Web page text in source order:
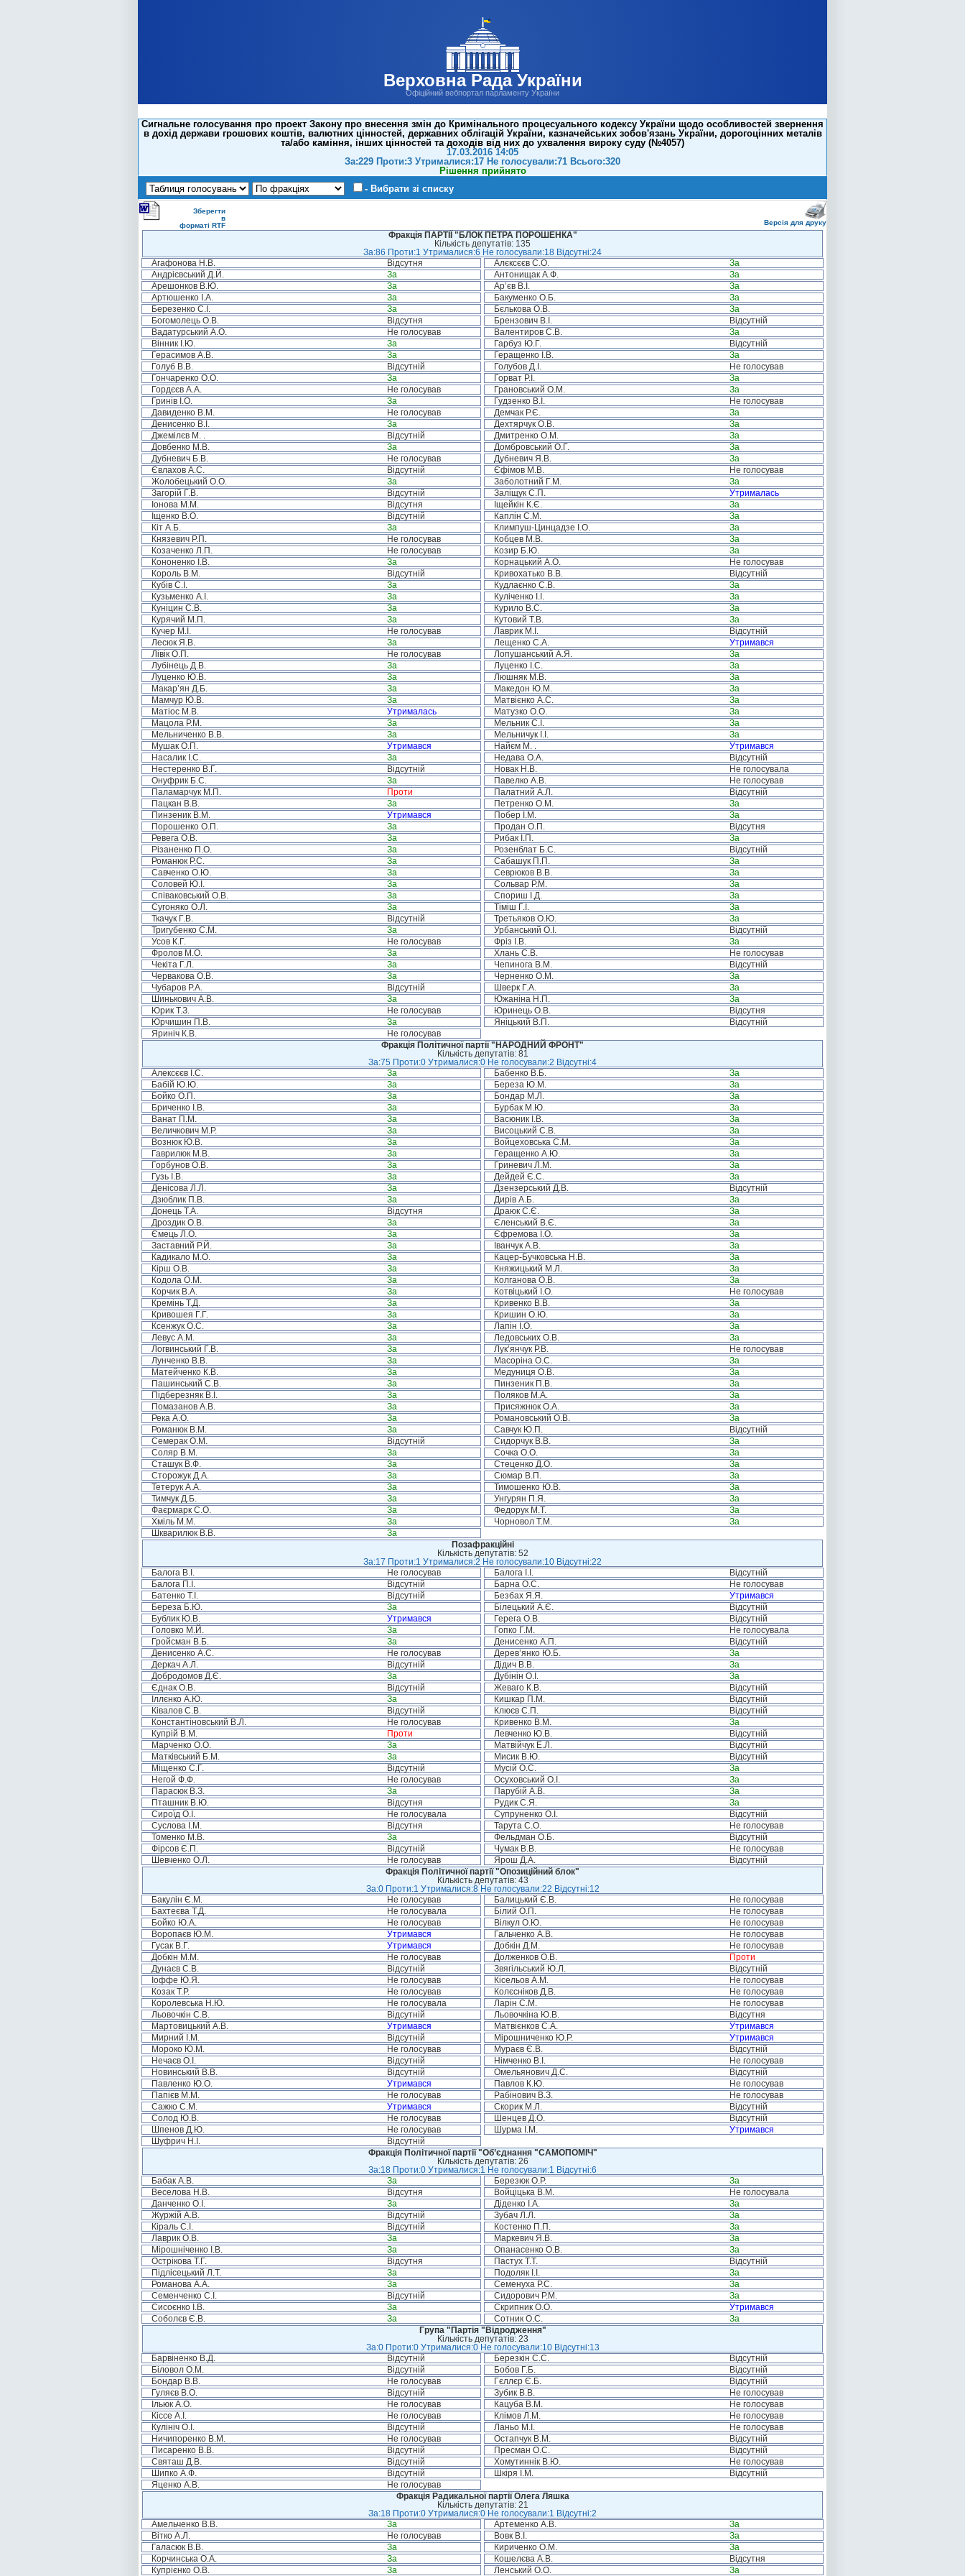
Верховна Рада України
Офіційний вебпортал парламенту України
Сигнальне голосування про проект Закону про внесення змін до Кримінального процесуального кодексу України щодо особливостей звернення
в дохід держави грошових коштів, валютних цінностей, державних облігацій України, казначейських зобов'язань України, дорогоцінних металів
та/або каміння, інших цінностей та доходів від них до ухвалення вироку суду (№4057)
17.03.2016 14:05
За:229 Проти:3 Утрималися:17 Не голосували:71 Всього:320
Рішення прийнято
- Вибрати зі списку
Зберегти
в
форматі RTF
Версія для друку
Фракція ПАРТІЇ "БЛОК ПЕТРА ПОРОШЕНКА"
Кількість депутатів: 135
За:86 Проти:1 Утрималися:6 Не голосували:18 Відсутні:24
Агафонова Н.В.
Відсутня Алєксєєв С.О.
За
Андрієвський Д.Й.
За Антонищак А.Ф.
За
Арешонков В.Ю.
За Ар’єв В.І.
За
Артюшенко І.А.
За Бакуменко О.Б.
За
Березенко С.І.
За Бєлькова О.В.
За
Богомолець О.В.
Відсутня Брензович В.І.
Відсутній
Вадатурський А.О.
Не голосував Валентиров С.В.
За
Вінник І.Ю.
За Гарбуз Ю.Г.
Відсутній
Герасимов А.В.
За Геращенко І.В.
За
Голуб В.В.
Відсутній Голубов Д.І.
Не голосував
Гончаренко О.О.
За Горват Р.І.
За
Гордєєв А.А.
Не голосував Грановський О.М.
За
Гринів І.О.
За Гудзенко В.І.
Не голосував
Давиденко В.М.
Не голосував Демчак Р.Є.
За
Денисенко В.І.
За Дехтярчук О.В.
За
Джемілєв М. .
Відсутній Дмитренко О.М.
За
Довбенко М.В.
За Домбровський О.Г.
За
Дубневич Б.В.
Не голосував Дубневич Я.В.
За
Євлахов А.С.
Відсутній Єфімов М.В.
Не голосував
Жолобецький О.О.
За Заболотний Г.М.
За
Загорій Г.В.
Відсутній Заліщук С.П.
Утрималась
Іонова М.М.
Відсутня Іщейкін К.Є.
За
Іщенко В.О.
Відсутній Каплін С.М.
За
Кіт А.Б.
За Климпуш-Цинцадзе І.О.
За
Князевич Р.П.
Не голосував Кобцев М.В.
За
Козаченко Л.П.
Не голосував Козир Б.Ю.
За
Кононенко І.В.
За Корнацький А.О.
Не голосував
Король В.М.
Відсутній Кривохатько В.В.
Відсутній
Кубів С.І.
За Кудлаєнко С.В.
За
Кузьменко А.І.
За Куліченко І.І.
За
Куніцин С.В.
За Курило В.С.
За
Курячий М.П.
За Кутовий Т.В.
За
Кучер М.І.
Не голосував Лаврик М.І.
Відсутній
Лесюк Я.В.
За Лещенко С.А.
Утримався
Лівік О.П.
Не голосував Лопушанський А.Я.
За
Лубінець Д.В.
За Луценко І.С.
За
Луценко Ю.В.
За Люшняк М.В.
За
Макар’ян Д.Б.
За Македон Ю.М.
За
Мамчур Ю.В.
За Матвієнко А.С.
За
Матіос М.В.
Утрималась Матузко О.О.
За
Мацола Р.М.
За Мельник С.І.
За
Мельниченко В.В.
За Мельничук І.І.
За
Мушак О.П.
Утримався Найєм М. .
Утримався
Насалик І.С.
За Недава О.А.
Відсутній
Нестеренко В.Г.
Відсутній Новак Н.В.
Не голосувала
Онуфрик Б.С.
За Павелко А.В.
Не голосував
Паламарчук М.П.
Проти Палатний А.Л.
Відсутній
Пацкан В.В.
За Петренко О.М.
За
Пинзеник В.М.
Утримався Побер І.М.
За
Порошенко О.П.
За Продан О.П.
Відсутня
Ревега О.В.
За Рибак І.П.
За
Різаненко П.О.
За Розенблат Б.С.
Відсутній
Романюк Р.С.
За Сабашук П.П.
За
Савченко О.Ю.
За Севрюков В.В.
За
Соловей Ю.І.
За Сольвар Р.М.
За
Співаковський О.В.
За Спориш І.Д.
За
Сугоняко О.Л.
За Тіміш Г.І.
За
Ткачук Г.В.
Відсутній Третьяков О.Ю.
За
Тригубенко С.М.
За Урбанський О.І.
Відсутній
Усов К.Г.
Не голосував Фріз І.В.
За
Фролов М.О.
За Хлань С.В.
Не голосував
Чекіта Г.Л.
За Чепинога В.М.
Відсутній
Червакова О.В.
За Черненко О.М.
За
Чубаров Р.А.
Відсутній Шверк Г.А.
За
Шинькович А.В.
За Южаніна Н.П.
За
Юрик Т.З.
Не голосував Юринець О.В.
Відсутня
Юрчишин П.В.
За Яніцький В.П.
Відсутній
Яриніч К.В.
Не голосував
Фракція Політичної партії "НАРОДНИЙ ФРОНТ"
Кількість депутатів: 81
За:75 Проти:0 Утрималися:0 Не голосували:2 Відсутні:4
Алексєєв І.С.
За Бабенко В.Б.
За
Бабій Ю.Ю.
За Береза Ю.М.
За
Бойко О.П.
За Бондар М.Л.
За
Бриченко І.В.
За Бурбак М.Ю.
За
Ванат П.М.
За Васюник І.В.
За
Величкович М.Р.
За Висоцький С.В.
За
Вознюк Ю.В.
За Войцеховська С.М.
За
Гаврилюк М.В.
За Геращенко А.Ю.
За
Горбунов О.В.
За Гриневич Л.М.
За
Гузь І.В.
За Дейдей Є.С.
За
Денісова Л.Л.
За Дзензерський Д.В.
Відсутній
Дзюблик П.В.
За Дирів А.Б.
За
Донець Т.А.
Відсутня Драюк С.Є.
За
Дроздик О.В.
За Єленський В.Є.
За
Ємець Л.О.
За Єфремова І.О.
За
Заставний Р.Й.
За Іванчук А.В.
За
Кадикало М.О.
За Кацер-Бучковська Н.В.
За
Кірш О.В.
За Княжицький М.Л.
За
Кодола О.М.
За Колганова О.В.
За
Корчик В.А.
За Котвіцький І.О.
Не голосував
Кремінь Т.Д.
За Кривенко В.В.
За
Кривошея Г.Г.
За Кришин О.Ю.
За
Ксенжук О.С.
За Лапін І.О.
За
Левус А.М.
За Ледовських О.В.
За
Логвинський Г.В.
За Лук’янчук Р.В.
Не голосував
Лунченко В.В.
За Масоріна О.С.
За
Матейченко К.В.
За Медуниця О.В.
За
Пашинський С.В.
За Пинзеник П.В.
За
Підберезняк В.І.
За Поляков М.А.
За
Помазанов А.В.
За Присяжнюк О.А.
За
Река А.О.
За Романовський О.В.
За
Романюк В.М.
За Савчук Ю.П.
Відсутній
Семерак О.М.
Відсутній Сидорчук В.В.
За
Соляр В.М.
За Сочка О.О.
За
Сташук В.Ф.
За Стеценко Д.О.
За
Сторожук Д.А.
За Сюмар В.П.
За
Тетерук А.А.
За Тимошенко Ю.В.
За
Тимчук Д.Б.
За Унгурян П.Я.
За
Фаєрмарк С.О.
За Федорук М.Т.
За
Хміль М.М.
За Чорновол Т.М.
За
Шкварилюк В.В.
За
Позафракційні
Кількість депутатів: 52
За:17 Проти:1 Утрималися:2 Не голосували:10 Відсутні:22
Балога В.І.
Не голосував Балога І.І.
Відсутній
Балога П.І.
Відсутній Барна О.С.
Не голосував
Батенко Т.І.
Відсутній Безбах Я.Я.
Утримався
Береза Б.Ю.
За Білецький А.Є.
Відсутній
Бублик Ю.В.
Утримався Герега О.В.
Відсутній
Головко М.Й.
За Гопко Г.М.
Не голосувала
Гройсман В.Б.
За Денисенко А.П.
Відсутній
Денисенко А.С.
Не голосував Дерев’янко Ю.Б.
За
Деркач А.Л.
Відсутній Дідич В.В.
За
Добродомов Д.Є.
За Дубінін О.І.
За
Єднак О.В.
Відсутній Жеваго К.В.
Відсутній
Іллєнко А.Ю.
За Кишкар П.М.
Відсутній
Ківалов С.В.
Відсутній Клюєв С.П.
Відсутній
Константіновський В.Л.
Не голосував Кривенко В.М.
За
Купрій В.М.
Проти Левченко Ю.В.
Відсутній
Марченко О.О.
За Матвійчук Е.Л.
Відсутній
Матківський Б.М.
За Мисик В.Ю.
Відсутній
Міщенко С.Г.
Відсутній Мусій О.С.
За
Негой Ф.Ф.
Не голосував Осуховський О.І.
За
Парасюк В.З.
За Парубій А.В.
За
Пташник В.Ю.
Відсутня Рудик С.Я.
За
Сироїд О.І.
Не голосувала Супруненко О.І.
Відсутній
Суслова І.М.
Відсутня Тарута С.О.
Не голосував
Томенко М.В.
За Фельдман О.Б.
Відсутній
Фірсов Є.П.
Відсутній Чумак В.В.
Не голосував
Шевченко О.Л.
Не голосував Ярош Д.А.
Відсутній
Фракція Політичної партії "Опозиційний блок"
Кількість депутатів: 43
За:0 Проти:1 Утрималися:8 Не голосували:22 Відсутні:12
Бакулін Є.М.
Не голосував Балицький Є.В.
Не голосував
Бахтеєва Т.Д.
Не голосувала Білий О.П.
Не голосував
Бойко Ю.А.
Не голосував Вілкул О.Ю.
Не голосував
Воропаєв Ю.М.
Утримався Гальченко А.В.
Не голосував
Гусак В.Г.
Утримався Добкін Д.М.
Не голосував
Добкін М.М.
Не голосував Долженков О.В.
Проти
Дунаєв С.В.
Відсутній Звягільський Ю.Л.
Відсутній
Іоффе Ю.Я.
Не голосував Кісельов А.М.
Не голосував
Козак Т.Р.
Не голосував Колєсніков Д.В.
Не голосував
Королевська Н.Ю.
Не голосувала Ларін С.М.
Не голосував
Льовочкін С.В.
Відсутній Льовочкіна Ю.В.
Відсутня
Мартовицький А.В.
Утримався Матвієнков С.А.
Утримався
Мирний І.М.
Відсутній Мірошниченко Ю.Р.
Утримався
Мороко Ю.М.
Не голосував Мураєв Є.В.
Відсутній
Нечаєв О.І.
Відсутній Німченко В.І.
Не голосував
Новинський В.В.
Відсутній Омельянович Д.С.
Відсутній
Павленко Ю.О.
Утримався Павлов К.Ю.
Не голосував
Папієв М.М.
Не голосував Рабінович В.З.
Не голосував
Сажко С.М.
Утримався Скорик М.Л.
Відсутній
Солод Ю.В.
Не голосував Шенцев Д.О.
Відсутній
Шпенов Д.Ю.
Не голосував Шурма І.М.
Утримався
Шуфрич Н.І.
Відсутній
Фракція Політичної партії "Об’єднання "САМОПОМІЧ"
Кількість депутатів: 26
За:18 Проти:0 Утрималися:1 Не голосували:1 Відсутні:6
Бабак А.В.
За Березюк О.Р.
За
Веселова Н.В.
Відсутня Войціцька В.М.
Не голосувала
Данченко О.І.
За Діденко І.А.
За
Журжій А.В.
Відсутній Зубач Л.Л.
За
Кіраль С.І.
Відсутній Костенко П.П.
За
Лаврик О.В.
За Маркевич Я.В.
За
Мірошніченко І.В.
За Опанасенко О.В.
За
Острікова Т.Г.
Відсутня Пастух Т.Т.
Відсутній
Підлісецький Л.Т.
За Подоляк І.І.
За
Романова А.А.
За Семенуха Р.С.
За
Семенченко С.І.
Відсутній Сидорович Р.М.
За
Сисоєнко І.В.
За Скрипник О.О.
Утримався
Соболєв Є.В.
За Сотник О.С.
За
Група "Партія "Відродження"
Кількість депутатів: 23
За:0 Проти:0 Утрималися:0 Не голосували:10 Відсутні:13
Барвіненко В.Д.
Відсутній Березкін С.С.
Відсутній
Біловол О.М.
Відсутній Бобов Г.Б.
Відсутній
Бондар В.В.
Не голосував Гєллєр Є.Б.
Відсутній
Гуляєв В.О.
Відсутній Зубик В.В.
Не голосував
Ільюк А.О.
Не голосував Кацуба В.М.
Не голосував
Кіссе А.І.
Не голосував Клімов Л.М.
Не голосував
Кулініч О.І.
Відсутній Ланьо М.І.
Не голосував
Ничипоренко В.М.
Не голосував Остапчук В.М.
Відсутній
Писаренко В.В.
Відсутній Пресман О.С.
Відсутній
Святаш Д.В.
Відсутній Хомутиннік В.Ю.
Не голосував
Шипко А.Ф.
Відсутній Шкіря І.М.
Відсутній
Яценко А.В.
Не голосував
Фракція Радикальної партії Олега Ляшка
Кількість депутатів: 21
За:18 Проти:0 Утрималися:0 Не голосували:1 Відсутні:2
Амельченко В.В.
За Артеменко А.В.
За
Вітко А.Л.
Не голосував Вовк В.І.
За
Галасюк В.В.
За Кириченко О.М.
За
Корчинська О.А.
За Кошелєва А.В.
Відсутня
Купрієнко О.В.
За Ленський О.О. За